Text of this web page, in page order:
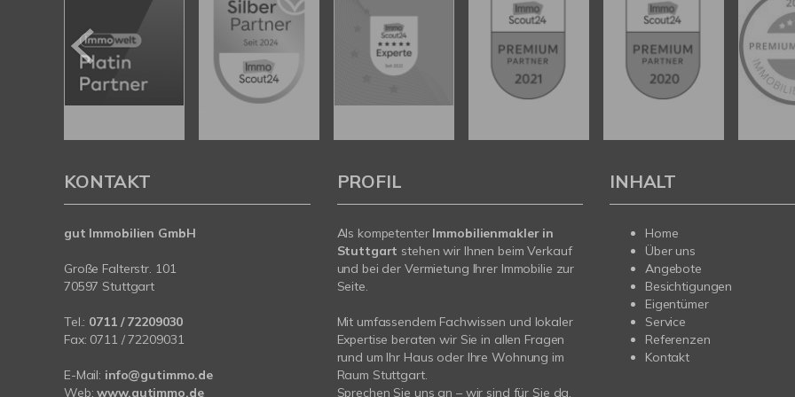
KONTAKT
gut Immobilien GmbH
Große Falterstr. 101
70597 Stuttgart
Tel.: 0711 / 72209030
Fax: 0711 / 72209031
E-Mail: info@gutimmo.de
Web:www.gutimmo.de
PROFIL
Als kompetenter Immobilienmakler in
Stuttgart stehen wir Ihnen beim Verkauf
und bei der Vermietung Ihrer Immobilie zur
Seite.
Mit umfassendem Fachwissen und lokaler
Expertise beraten wir Sie in allen Fragen
rund um Ihr Haus oder Ihre Wohnung im
Raum Stuttgart.
Sprechen Sie uns an – wir sind für Sie da.
INHALT
Home
Über uns
Angebote
Besichtigungen
Eigentümer
Service
Referenzen
Kontakt